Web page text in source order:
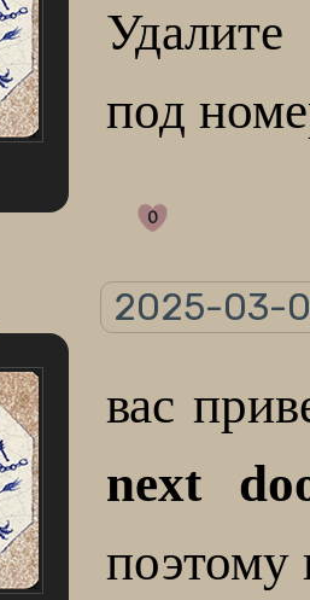
под
0
2025-03-
вас
next